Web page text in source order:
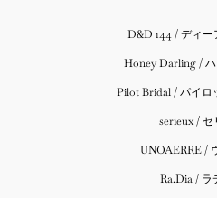
D&D 144 / ディー
Honey Darling /
Pilot Bridal / パイロ
serieux / セ
UNOAERRE /
Ra.Dia / ラ